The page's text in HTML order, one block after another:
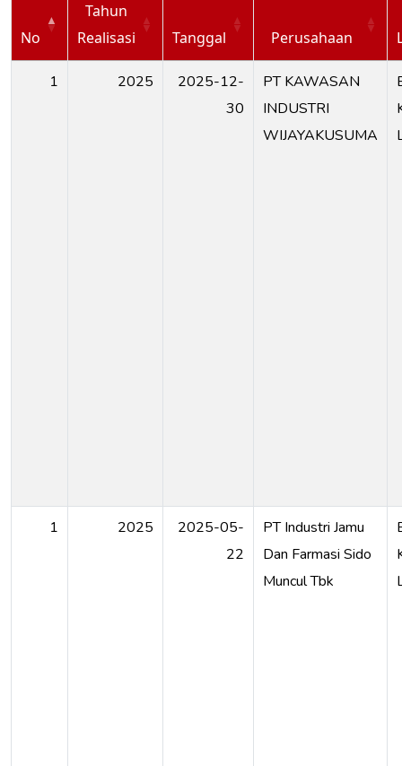
No
Tahun
Realisasi
Tanggal Perusahaan
1 2025
2025-12-
30
PT KAWASAN
INDUSTRI
WIJAYAKUSUMA
1 2025
2025-05-
22
PT Industri Jamu
Dan Farmasi Sido
Muncul Tbk